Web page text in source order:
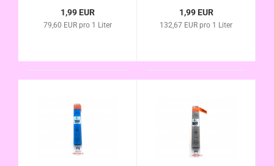
kompatibel zu PGI-
550XL mit Chip u.
1,99 EUR
79,60 EUR pro 1 Liter
MG6450 kompatibel
zu CLI-551XL mit
1,99 EUR
132,67 EUR pro 1 Liter